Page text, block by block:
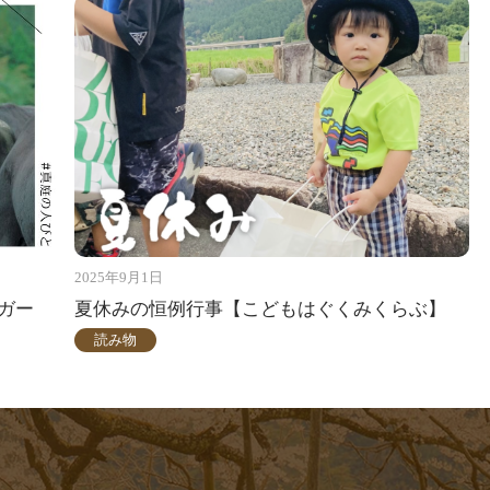
ー
2025年9月1日
夏休みの恒例行事【こどもはぐくみくらぶ】
読み物